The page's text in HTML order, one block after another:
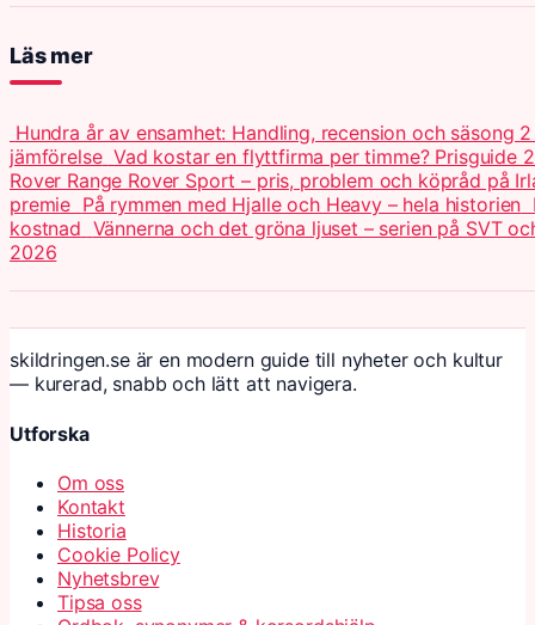
Läs mer
Hundra år av ensamhet: Handling, recension och säsong
jämförelse Vad kostar en flyttfirma per timme? Prisguide
Rover Range Rover Sport – pris, problem och köpråd på
premie På rymmen med Hjalle och Heavy – hela historien
kostnad Vännerna och det gröna ljuset – serien på SVT
2026
skildringen.se är en modern guide till nyheter och kultur
— kurerad, snabb och lätt att navigera.
Utforska
Om oss
Kontakt
Historia
Cookie Policy
Nyhetsbrev
Tipsa oss